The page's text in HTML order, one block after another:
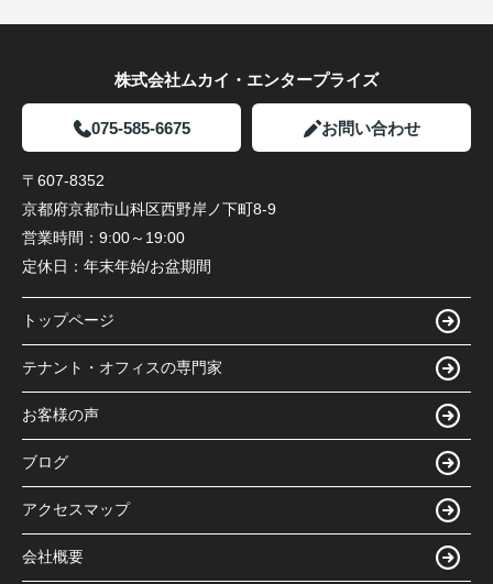
株式会社ムカイ・エンタープライズ
075-585-6675 お問い合わせ
〒607-8352
京都府京都市山科区西野岸ノ下町8-9
営業時間： 9:00～19:00
定休日： 年末年始/お盆期間
トップページ
テナント・オフィスの専門家
お客様の声
ブログ
アクセスマップ
会社概要